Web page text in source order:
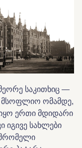
საკითხიც —
მსოფლიო ომამდე,
ერთი მდიდარი
იგივე სახლები